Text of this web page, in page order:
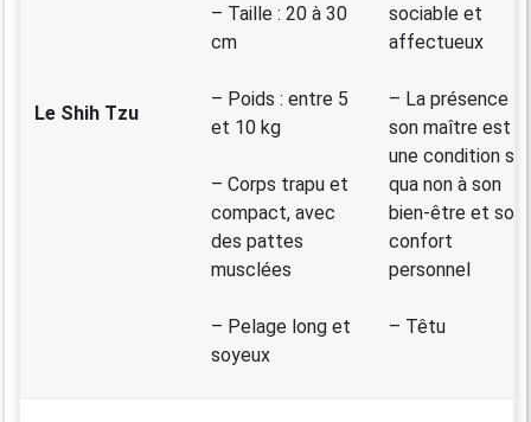
Le Shih Tzu
– Taille : 20 à 30
cm
– Poids : entre 5
et 10 kg
– Corps trapu et
compact, avec
des pattes
musclées
– Pelage long et
soyeux
sociable et
affectueux
– La présence
son maître est
une condition
qua non à son
bien-être et son
confort
personnel
– Têtu